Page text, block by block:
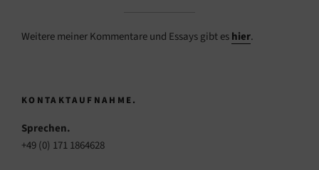
Weitere meiner Kommentare und Essays gibt eshier.
KONTAKTAUFNAHME.
Sprechen.
+49 (0) 171 1864628